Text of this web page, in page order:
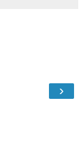
›